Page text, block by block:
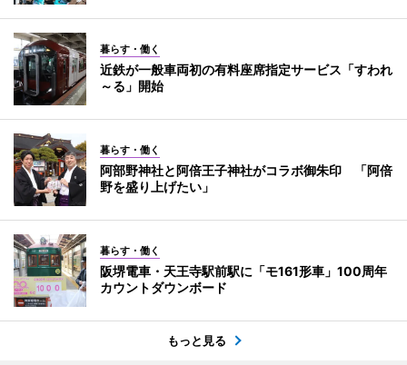
暮らす・働く
近鉄が一般車両初の有料座席指定サービス「すわれ
～る」開始
暮らす・働く
阿部野神社と阿倍王子神社がコラボ御朱印 「阿倍
野を盛り上げたい」
暮らす・働く
阪堺電車・天王寺駅前駅に「モ161形車」100周年
カウントダウンボード
もっと見る